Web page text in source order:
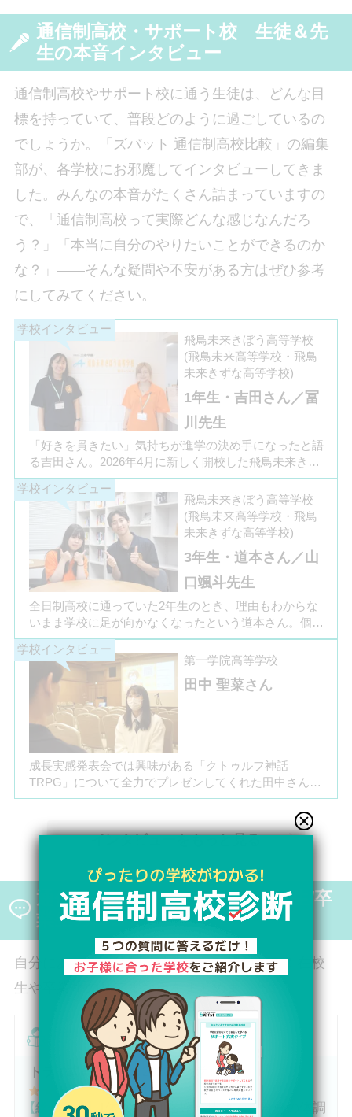
通信制高校・サポート校 生徒＆先
生の本音インタビュー
通信制高校やサポート校に通う生徒は、どんな目
標を持っていて、普段どのように過ごしているの
でしょうか。「ズバット 通信制高校比較」の編集
部が、各学校にお邪魔してインタビューしてきま
した。みんなの本音がたくさん詰まっていますの
で、「通信制高校って実際どんな感じなんだろ
う？」「本当に自分のやりたいことができるのか
な？」――そんな疑問や不安がある方はぜひ参考
にしてみてください。
飛鳥未来きぼう高等学校
(飛鳥未来高等学校・飛鳥
未来きずな高等学校)
1年生・吉田さん／冨
川先生
「好きを貫きたい」気持ちが進学の決め手になったと語
る吉田さん。2026年4月に新しく開校した飛鳥未来きぼ
う高等学校 柏キャンパスの1年生です。彼女は中学3年
生の公立入試直前に「自分らしく過ごしながら夢に近づ
ける環境を選びたい」と思い、進路変更を決意しまし
た。今回は吉田さん、同キャンパスの冨川先生に、通信
制高校の学校生活の様子や雰囲気、行事について語って
いただきました。お互いの話からは、日々の何気ない会
話や行事を通じて育まれた、先生と生徒の温かな信頼関
係もうかがえました。
飛鳥未来きぼう高等学校
(飛鳥未来高等学校・飛鳥
未来きずな高等学校)
3年生・道本さん／山
口颯斗先生
全日制高校に通っていた2年生のとき、理由もわからな
いまま学校に足が向かなくなったという道本さん。個別
相談会で感じた先生の「温かさ」を決め手に、飛鳥未来
きぼう高等学校の町田キャンパスへの転入を選びまし
た。現在は同校に3年生として在籍しながら、オープン
キャンパスでは未来の後輩たちのサポート役「キャス
ト」として活躍しています。同校の山口颯斗先生ととも
に、通信制ならではの人との関わりや、自分らしく過ご
せる学校生活について語ってくれました。
第一学院高等学校
田中 聖菜さん
成長実感発表会では興味がある「クトゥルフ神話
TRPG」について全力でプレゼンしてくれた田中さん
は、全日制高校での生活の中で体調を崩し、12月に第一
学院高等学校へ転入してこられました。短期間でレポー
トやスクーリングをこなしながら、自分らしく過ごせる
「通信制高校は家で一人で勉強するもの」というイメー
ジを持っていた田中さんですが、キャンパスでフェロー
（先生）や仲間に囲まれる中で、その不安は希望へと変
わったと言います。
インタビューをもっと見る
通信制高校・サポート校 在校生/卒
業生の口コミ
自分にあった通信制高校がきっと見つかる！在校
生や卒業生のリアルな声をまとめました。
在校生の口コミ
トライ式高等学校 （2020年入学）
4.00
【総合評価】
1体1の個別指導が特徴で、自分の体調